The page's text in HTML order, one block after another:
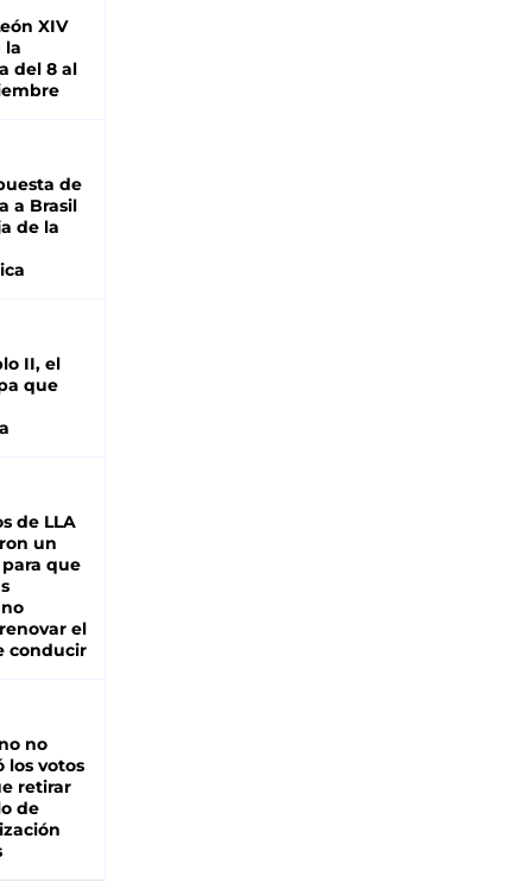
XIV
la
del 8 al
de
a Brasil
de la
II, el
que
de LLA
un
que
el
conducir
no
los votos
retirar
de